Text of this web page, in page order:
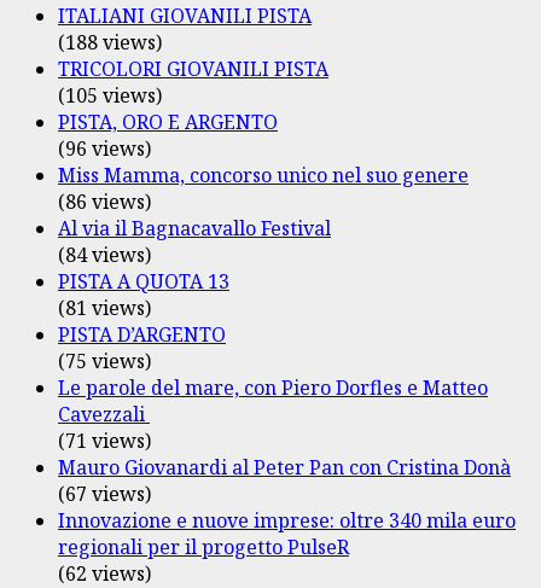
ITALIANI GIOVANILI PISTA
(188 views)
TRICOLORI GIOVANILI PISTA
(105 views)
PISTA, ORO E ARGENTO
(96 views)
Miss Mamma, concorso unico nel suo genere
(86 views)
Al via il Bagnacavallo Festival
(84 views)
PISTA A QUOTA 13
(81 views)
PISTA D’ARGENTO
(75 views)
Le parole del mare, con Piero Dorfles e Matteo
Cavezzali
(71 views)
Mauro Giovanardi al Peter Pan con Cristina Donà
(67 views)
Innovazione e nuove imprese: oltre 340 mila euro
regionali per il progetto PulseR
(62 views)